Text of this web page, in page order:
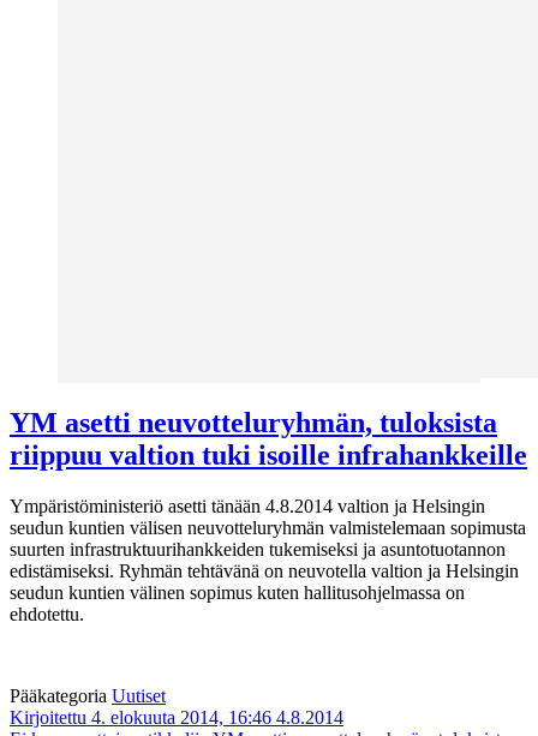
YM asetti neuvotteluryhmän, tuloksista
riippuu valtion tuki isoille infrahankkeille
Ympäristöministeriö asetti tänään 4.8.2014 valtion ja Helsingin
seudun kuntien välisen neuvotteluryhmän valmistelemaan sopimusta
suurten infrastruktuurihankkeiden tukemiseksi ja asuntotuotannon
edistämiseksi. Ryhmän tehtävänä on neuvotella valtion ja Helsingin
seudun kuntien välinen sopimus kuten hallitusohjelmassa on
ehdotettu.
Pääkategoria Uutiset
Kirjoitettu 4. elokuuta 2014, 16:46 4.8.2014